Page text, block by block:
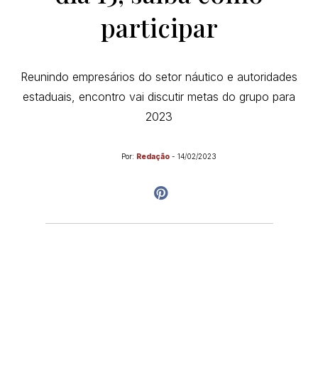
participar
Reunindo empresários do setor náutico e autoridades
estaduais, encontro vai discutir metas do grupo para
2023
Por: Redação - 14/02/2023